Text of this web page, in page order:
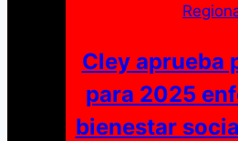
«Cuidemos
embarazo”
en
Cley aprueba
para 2025
bienestar